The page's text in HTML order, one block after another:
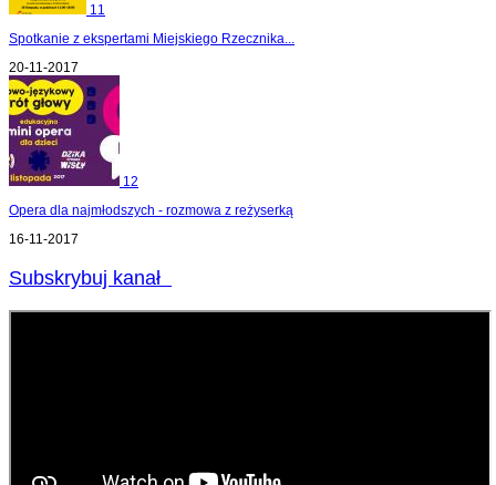
11
Spotkanie z ekspertami Miejskiego Rzecznika...
20-11-2017
12
Opera dla najmłodszych - rozmowa z reżyserką
16-11-2017
Subskrybuj kanał